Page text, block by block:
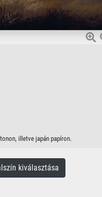
illetve japán papíron.
kiválasztása